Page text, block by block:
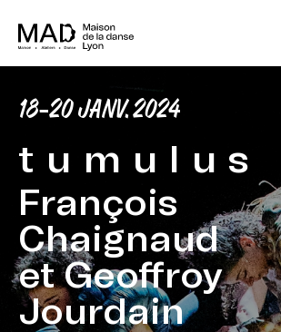
18-20 JANV. 2024
t u m u l u s
François
Chaignaud
et Geoffroy
Jourdain